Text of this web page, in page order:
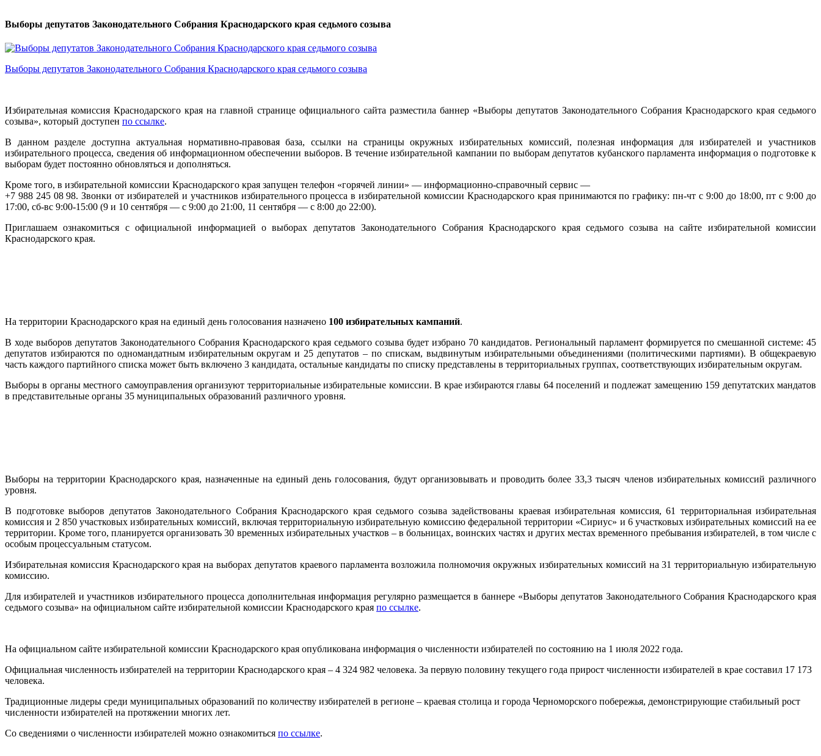
Выборы депутатов Законодательного Собрания Краснодарского края седьмого созыва
Выборы депутатов Законодательного Собрания Краснодарского края седьмого созыва
Избирательная комиссия Краснодарского края на главной странице официального сайта разместила баннер «Выборы депутатов Законодательного Собрания Краснодарского края седьмого
созыва», который доступен по ссылке.
В данном разделе доступна актуальная нормативно-правовая база, ссылки на страницы окружных избирательных комиссий, полезная информация для избирателей и участников
избирательного процесса, сведения об информационном обеспечении выборов. В течение избирательной кампании по выборам депутатов кубанского парламента информация о подготовке к
выборам будет постоянно обновляться и дополняться.
Кроме того, в избирательной комиссии Краснодарского края запущен телефон «горячей линии» — информационно-справочный сервис —
+7 988 245 08 98. Звонки от избирателей и участников избирательного процесса в избирательной комиссии Краснодарского края принимаются по графику: пн-чт с 9:00 до 18:00, пт с 9:00 до
17:00, сб-вс 9:00-15:00 (9 и 10 сентября — с 9:00 до 21:00, 11 сентября — с 8:00 до 22:00).
Приглашаем ознакомиться с официальной информацией о выборах депутатов Законодательного Собрания Краснодарского края седьмого созыва на сайте избирательной комиссии
Краснодарского края.
На территории Краснодарского края на единый день голосования назначено 100 избирательных кампаний.
В ходе выборов депутатов Законодательного Собрания Краснодарского края седьмого созыва будет избрано 70 кандидатов. Региональный парламент формируется по смешанной системе: 45
депутатов избираются по одномандатным избирательным округам и 25 депутатов – по спискам, выдвинутым избирательными объединениями (политическими партиями). В общекраевую
часть каждого партийного списка может быть включено 3 кандидата, остальные кандидаты по списку представлены в территориальных группах, соответствующих избирательным округам.
Выборы в органы местного самоуправления организуют территориальные избирательные комиссии. В крае избираются главы 64 поселений и подлежат замещению 159 депутатских мандатов
в представительные органы 35 муниципальных образований различного уровня.
Выборы на территории Краснодарского края, назначенные на единый день голосования, будут организовывать и проводить более 33,3 тысяч членов избирательных комиссий различного
уровня.
В подготовке выборов депутатов Законодательного Собрания Краснодарского края седьмого созыва задействованы краевая избирательная комиссия, 61 территориальная избирательная
комиссия и 2 850 участковых избирательных комиссий, включая территориальную избирательную комиссию федеральной территории «Сириус» и 6 участковых избирательных комиссий на ее
территории. Кроме того, планируется организовать 30 временных избирательных участков – в больницах, воинских частях и других местах временного пребывания избирателей, в том числе с
особым процессуальным статусом.
Избирательная комиссия Краснодарского края на выборах депутатов краевого парламента возложила полномочия окружных избирательных комиссий на 31 территориальную избирательную
комиссию.
Для избирателей и участников избирательного процесса дополнительная информация регулярно размещается в баннере «Выборы депутатов Законодательного Собрания Краснодарского края
седьмого созыва» на официальном сайте избирательной комиссии Краснодарского края по ссылке.
На официальном сайте избирательной комиссии Краснодарского края опубликована информация о численности избирателей по состоянию на 1 июля 2022 года.
Официальная численность избирателей на территории Краснодарского края – 4 324 982 человека. За первую половину текущего года прирост численности избирателей в крае составил 17 173
человека.
Традиционные лидеры среди муниципальных образований по количеству избирателей в регионе – краевая столица и города Черноморского побережья, демонстрирующие стабильный рост
численности избирателей на протяжении многих лет.
Со сведениями о численности избирателей можно ознакомиться по ссылке.